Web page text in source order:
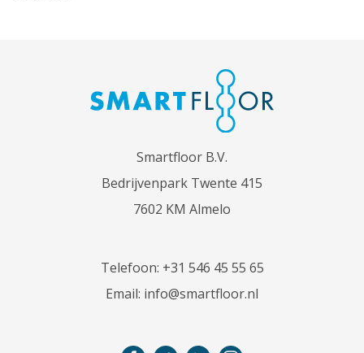
Smartfloor B.V.
Bedrijvenpark Twente 415
7602 KM Almelo
Telefoon: +31 546 45 55 65
Email: info@smartfloor.nl